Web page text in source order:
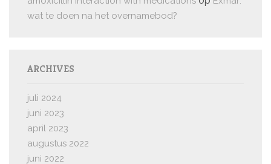
wat te doen na het overnamebod?
ARCHIVES
juli 2024
juni 2023
april 2023
augustus 2022
juni 2022